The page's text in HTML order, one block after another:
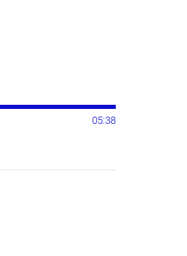
05:38